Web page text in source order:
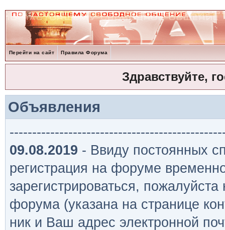
Перейти на сайт Правила Форума
Здравствуйте,
Объявления
09.08.2019 - Ввиду постоянных
регистрация на форуме
зарегистрироваться,
форума (указана на странице
ник и Ваш адрес электронной